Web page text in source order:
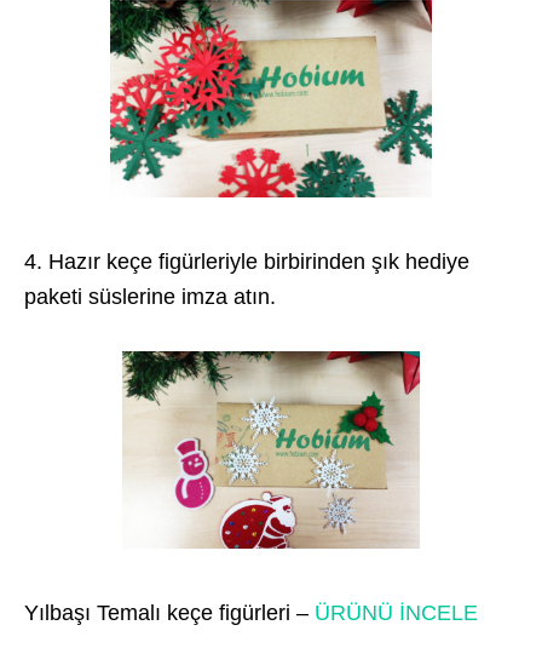
4. Hazır keçe figürleriyle birbirinden şık hediye
paketi süslerine imza atın.
Yılbaşı Temalı keçe figürleri – ÜRÜNÜ İNCELE